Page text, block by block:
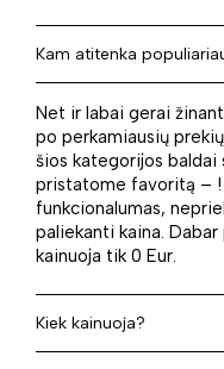
Kam atitenka
Net ir labai gerai
po perkamiausių
šios kategorijos baldai
pristatome favoritą – !
funkcionalumas,
paliekanti kaina.
kainuoja tik 0 Eur.
Kiek kainuoja?